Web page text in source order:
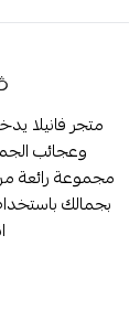
متجر فانيلا
وعجائب
مجموعة رائعة
بجمالك